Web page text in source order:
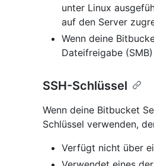
unter Linux
auf den Server
Wenn deine
Dateifreigabe
SSH-Schlüssel
Wenn deine Bitbucket
Schlüssel verwenden,
Verfügt nicht über